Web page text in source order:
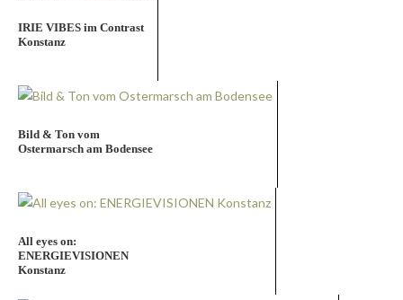
IRIE VIBES im Contrast
Konstanz
Bild & Ton vom
Ostermarsch am Bodensee
All eyes on:
ENERGIEVISIONEN
Konstanz